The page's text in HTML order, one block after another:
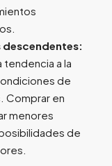
tendencia a la
de
Comprar en
menores
de